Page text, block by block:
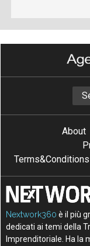
About
Nextwork360 è il più
dedicati ai temi della
Imprenditoriale. Ha la